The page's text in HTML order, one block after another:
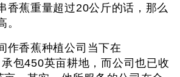
香蕉重量超过20公斤的话，那么
高。
作香蕉种植公司当下在
包450英亩耕地，而公司也已收